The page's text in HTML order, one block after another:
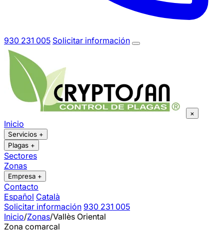
930 231 005 Solicitar información
×
Inicio
Servicios +
Plagas +
Sectores
Zonas
Empresa +
Contacto
Español Català
Solicitar información 930 231 005
Inicio/Zonas/Vallès Oriental
Zona comarcal